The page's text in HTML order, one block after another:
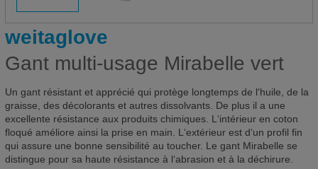
weitaglove
Gant multi-usage Mirabelle vert
Un gant résistant et apprécié qui protège longtemps de l‘huile, de la
graisse, des décolorants et autres dissolvants. De plus il a une
excellente résistance aux produits chimiques. L‘intérieur en coton
floqué améliore ainsi la prise en main. L‘extérieur est d‘un profil fin
qui assure une bonne sensibilité au toucher. Le gant Mirabelle se
distingue pour sa haute résistance à l‘abrasion et à la déchirure.